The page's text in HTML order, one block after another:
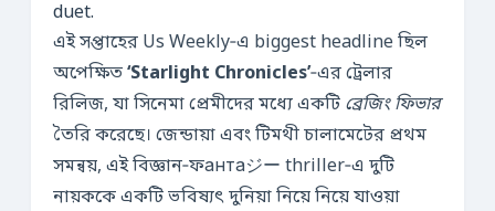
duet.
এই সপ্তাহের Us Weekly‑এ biggest headline ছিল
অপেক্ষিত‘Starlight Chronicles’‑এর ট্রেলার
রিলিজ, যা সিনেমা প্রেমীদের মধ্যে একটি ব্রেজিং ফিভার
তৈরি করেছে। জেন্ডায়া এবং টিমথী চালামেটের প্রথম
সমন্বয়, এই বিজ্ঞান‑ফантаジー thriller‑এ দুটি
নায়ককে একটি ভবিষ্যৎ দুনিয়া নিয়ে নিয়ে যাওয়া